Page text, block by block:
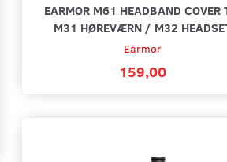
TYT TC-3000B HÅNDRADIO
EARMOR M61 HEADBAND COVER
M31 HØREVÆRN / M32
Earmor
159,00